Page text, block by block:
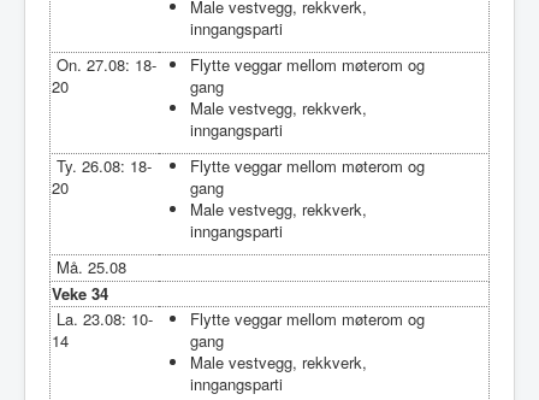
Male vestvegg, rekkverk,
inngangsparti
On. 27.08: 18-
20
Flytte veggar mellom møterom og
gang
Male vestvegg, rekkverk,
inngangsparti
Ty. 26.08: 18-
20
Flytte veggar mellom møterom og
gang
Male vestvegg, rekkverk,
inngangsparti
Må. 25.08
Veke 34
La. 23.08: 10-
14
Flytte veggar mellom møterom og
gang
Male vestvegg, rekkverk,
inngangsparti